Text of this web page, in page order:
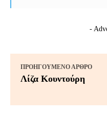
-
ΠΡΟΗΓΟΎΜΕΝΟ ΆΡΘΡΟ
Λίζα Κουντούρη